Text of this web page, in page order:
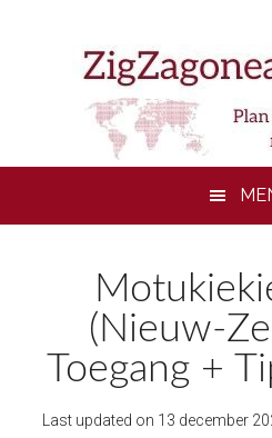
(Nieuw-
Toegang +
Last updated on 13 december